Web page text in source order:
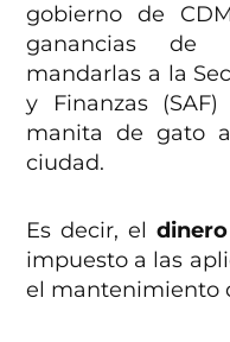
gobierno de
ganancias de
mandarlas a la
y Finanzas
manita de gato
ciudad.
Es decir, el
impuesto a las
el mantenimiento